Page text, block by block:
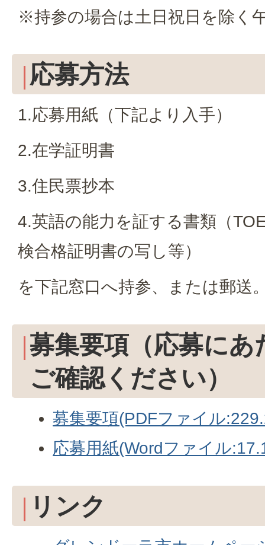
※持参の場合は土日祝日を除く
応募方法
1.応募用紙（下記より入手）
2.在学証明書
3.住民票抄本
4.英語の能力を証する書類（
検合格証明書の写し等）
を下記窓口へ持参、または郵送
募集要項（応募にあ
ご確認ください）
募集要項(PDFファイル
応募用紙(Wordファイル
リンク